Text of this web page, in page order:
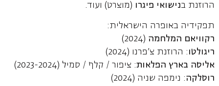
הרוזנת בנישואי פיגרו (מוצרט) ועוד.
תפקידיה באופרה הישראלית:
רקוויאם המלחמה (2024)
ריגולטו : הרוזנת צ'פרנו (2024)
אליסה בארץ הפלאות: ציפור / קלף / סמיל (2023-2024)
רוסלקה: נימפה שניה (2024)